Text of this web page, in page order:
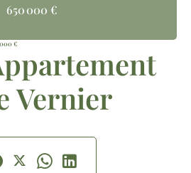
650 000 €
€
Vernier